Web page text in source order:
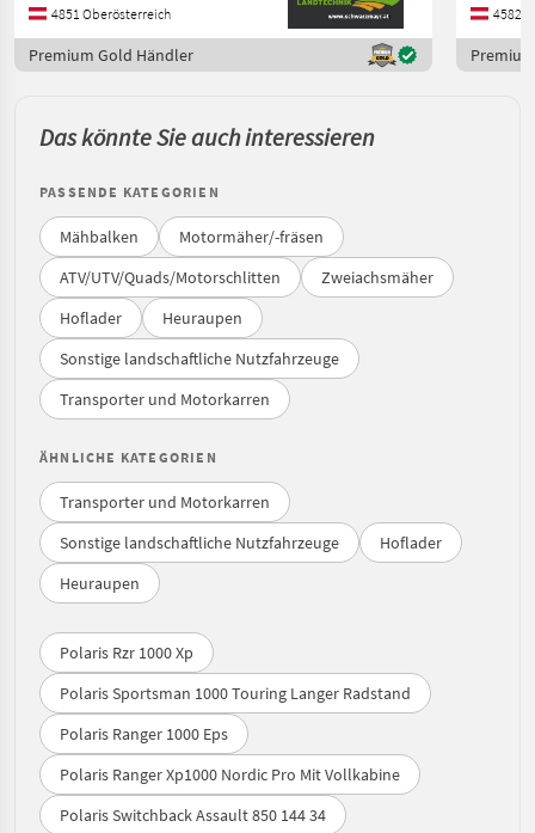
4851 Oberösterreich
Premium Gold Händler
4582
Das könnte Sie auch interessieren
PASSENDE KATEGORIEN
Mähbalken
Motormäher/-fräsen
ATV/UTV/Quads/Motorschlitten
Zweiachsmäher
Hoflader
Heuraupen
Sonstige landschaftliche Nutzfahrzeuge
Transporter und Motorkarren
ÄHNLICHE KATEGORIEN
Transporter und Motorkarren
Sonstige landschaftliche Nutzfahrzeuge
Hoflader
Heuraupen
Polaris Rzr 1000 Xp
Polaris Sportsman 1000 Touring Langer Radstand
Polaris Ranger 1000 Eps
Polaris Ranger Xp1000 Nordic Pro Mit Vollkabine
Polaris Switchback Assault 850 144 34